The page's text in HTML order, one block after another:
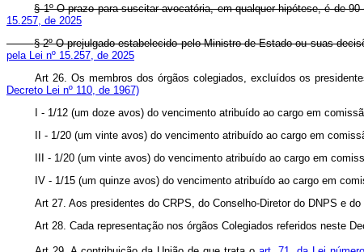
§ 1º O prazo para suscitar avocatória, em qualquer hipótese, é de
15.257, de 2025
§ 2º O prejulgado estabelecido pelo Ministro de Estado ou suas
pela Lei nº 15.257, de 2025
Art 26. Os membros dos órgãos colegiados, excluídos os
Decreto Lei nº 110, de 1967)
I - 1/12 (um doze avos) do vencimento atribuído ao cargo em
II - 1/20 (um vinte avos) do vencimento atribuído ao cargo em
III - 1/20 (um vinte avos) do vencimento atribuído ao cargo em
IV - 1/15 (um quinze avos) do vencimento atribuído ao cargo em
Art 27. Aos presidentes do CRPS, do Conselho-Diretor do DNPS e
Art 28. Cada representação nos órgãos Colegiados referidos neste